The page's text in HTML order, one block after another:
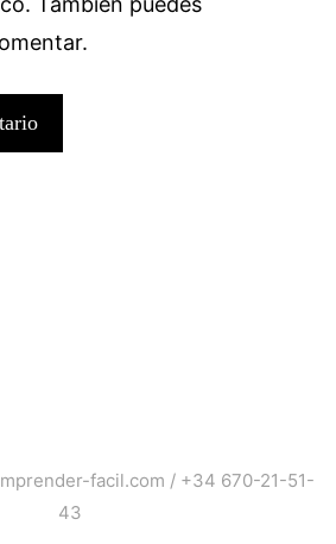
facil.com / +34 670-21-51-
43